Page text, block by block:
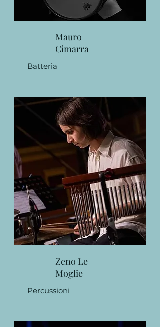
Mauro
Cimarra
Batteria
Zeno Le
Moglie
Percussioni